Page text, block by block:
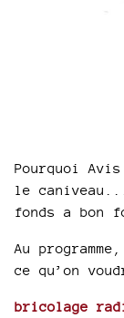
Pourquoi
le
fonds a bon
Au
ce qu’on
bricolage